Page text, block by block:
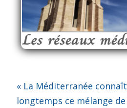
« La Méditerranée
longtemps ce mélange